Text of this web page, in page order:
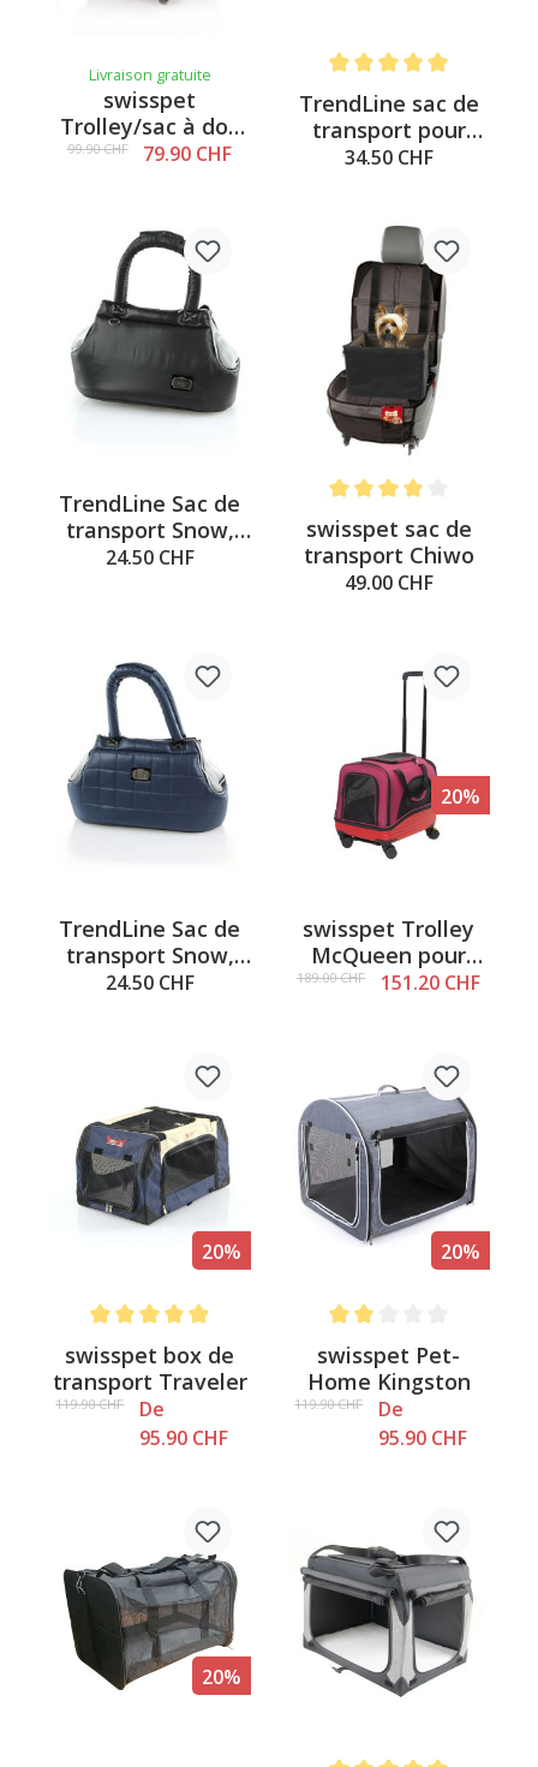
Livraison gratuite
swisspet
Trolley/sac à dos
pour chiens &
99.90 CHF 79.90 CHF
TrendLine sac de
transport pour
chiens Ferrara,
34.50 CHF
TrendLine Sac de
transport Snow,
noir
24.50 CHF
Note moyenne de 4 sur 5
swisspet sac de
transport Chiwo
49.00 CHF
TrendLine Sac de
transport Snow,
bleu foncé
24.50 CHF
20%
swisspet Trolley
McQueen pour
chiens et chats
189.00 CHF 151.20 CHF
20%
swisspet box de
transport Traveler
119.90 CHF
De
95.90 CHF
20%
swisspet Pet-
Home Kingston
119.90 CHF
De
95.90 CHF
20%